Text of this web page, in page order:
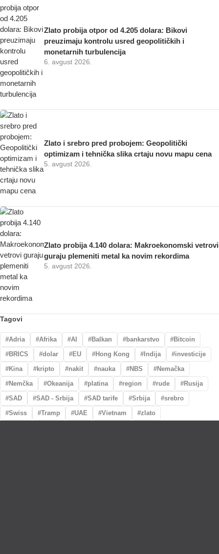
Zlato probija otpor od 4.205 dolara: Bikovi
preuzimaju kontrolu usred geopolitičkih i
monetarnih turbulencija
6. avgust 2026.
Zlato i srebro pred probojem: Geopolitički
optimizam i tehnička slika crtaju novu mapu cena
5. avgust 2026.
Zlato probija 4.140 dolara: Makroekonomski vetrovi
guraju plemeniti metal ka novim rekordima
5. avgust 2026.
Tagovi
Adria Afrika AI Balkan bankarstvo
Bitcoin
BRICS
dolar EU Hong Kong Indija
investicije
Kina
kripto nakit nauka NBS
Nemačka
Nemčka
Okeanija platina region rude
Rusija
SAD
SAD - Srbija SAD tarife Srbija
srebro
Swiss
Tramp UAE Vietnam zlato